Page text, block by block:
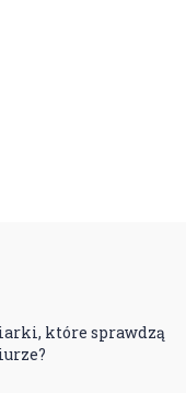
które sprawdzą